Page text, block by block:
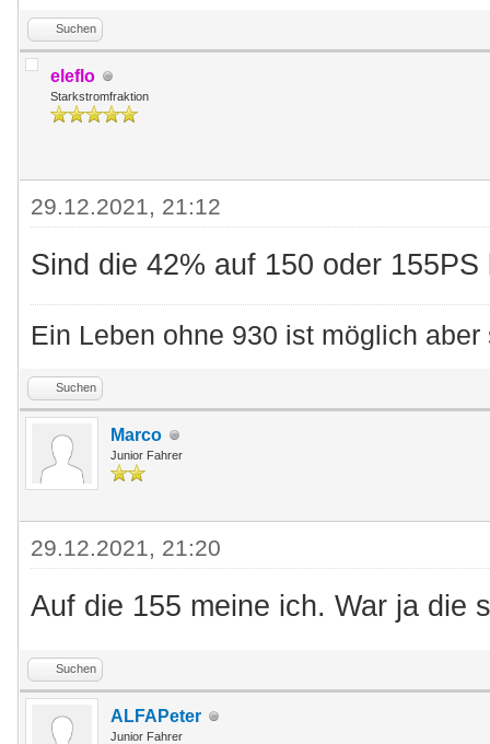
Suchen
eleflo
Starkstromfraktion
29.12.2021, 21:12
Sind die 42% auf 150 oder 155PS
Ein Leben ohne 930 ist möglich aber
Suchen
Marco
Junior Fahrer
29.12.2021, 21:20
Auf die 155 meine ich. War ja die
Suchen
ALFAPeter
Junior Fahrer